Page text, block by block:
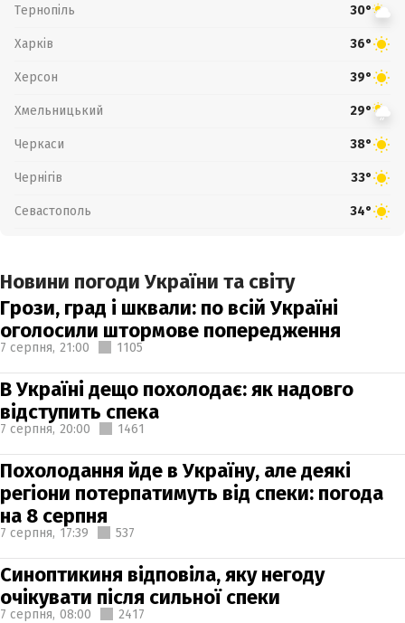
Тернопіль 30°
Харків 36°
Херсон 39°
Хмельницький 29°
Черкаси 38°
Чернігів 33°
Севастополь 34°
Новини погоди України та світу
Грози, град і шквали: по всій Україні
оголосили штормове попередження
7 серпня, 21:00 1105
В Україні дещо похолодає: як надовго
відступить спека
7 серпня, 20:00 1461
Похолодання йде в Україну, але деякі
регіони потерпатимуть від спеки: погода
на 8 серпня
7 серпня, 17:39 537
Синоптикиня відповіла, яку негоду
очікувати після сильної спеки
7 серпня, 08:00 2417